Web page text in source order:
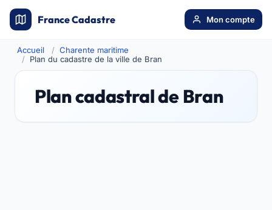
France Cadastre Mon compte
Accueil
Charente maritime
Plan du cadastre de la ville de Bran
Plan cadastral de Bran